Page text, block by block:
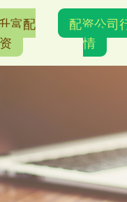
富配
资
配资公司
情